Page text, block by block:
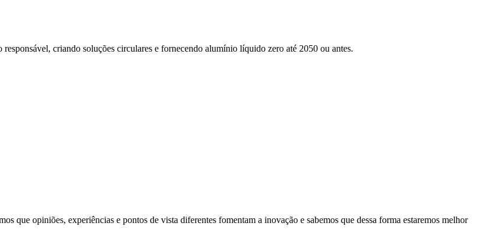
criando soluções circulares e fornecendo alumínio líquido zero até 2050 ou antes.
que opiniões, experiências e pontos de vista diferentes fomentam a inovação e sabemos que dessa forma estaremos melhor